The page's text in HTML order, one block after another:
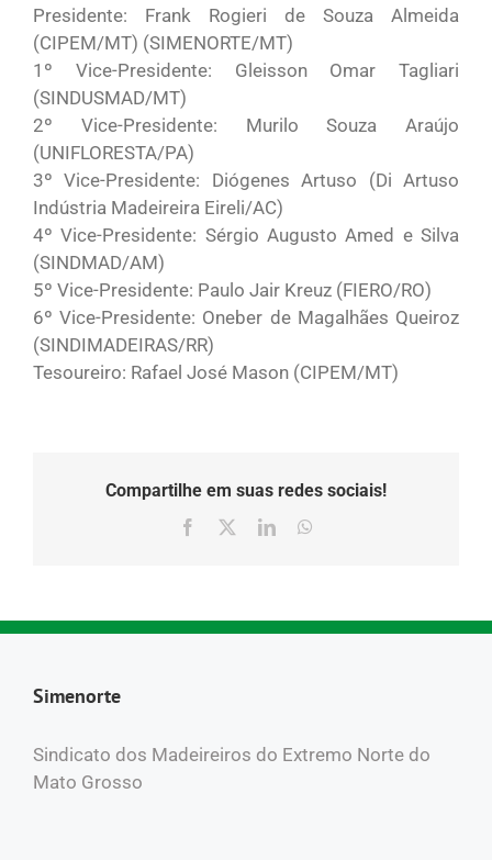
Presidente: Frank Rogieri de Souza Almeida
(CIPEM/MT) (SIMENORTE/MT)
1º Vice-Presidente: Gleisson Omar Tagliari
(SINDUSMAD/MT)
2º Vice-Presidente: Murilo Souza Araújo
(UNIFLORESTA/PA)
3º Vice-Presidente: Diógenes Artuso (Di Artuso
Indústria Madeireira Eireli/AC)
4º Vice-Presidente: Sérgio Augusto Amed e Silva
(SINDMAD/AM)
5º Vice-Presidente: Paulo Jair Kreuz (FIERO/RO)
6º Vice-Presidente: Oneber de Magalhães Queiroz
(SINDIMADEIRAS/RR)
Tesoureiro: Rafael José Mason (CIPEM/MT)
Compartilhe em suas redes sociais!
Facebook LinkedIn
Simenorte
Sindicato dos Madeireiros do Extremo Norte do
Mato Grosso